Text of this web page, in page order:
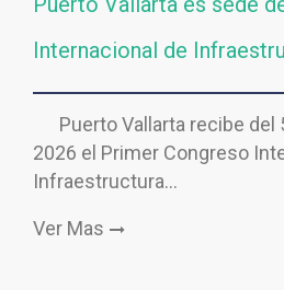
Internacional de
Puerto Vallarta recibe del
2026 el Primer Congreso
Infraestructura…
Ver Mas